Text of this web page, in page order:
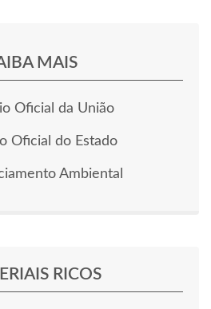
MAIS
Oficial da União
Oficial do Estado
Ambiental
RICOS